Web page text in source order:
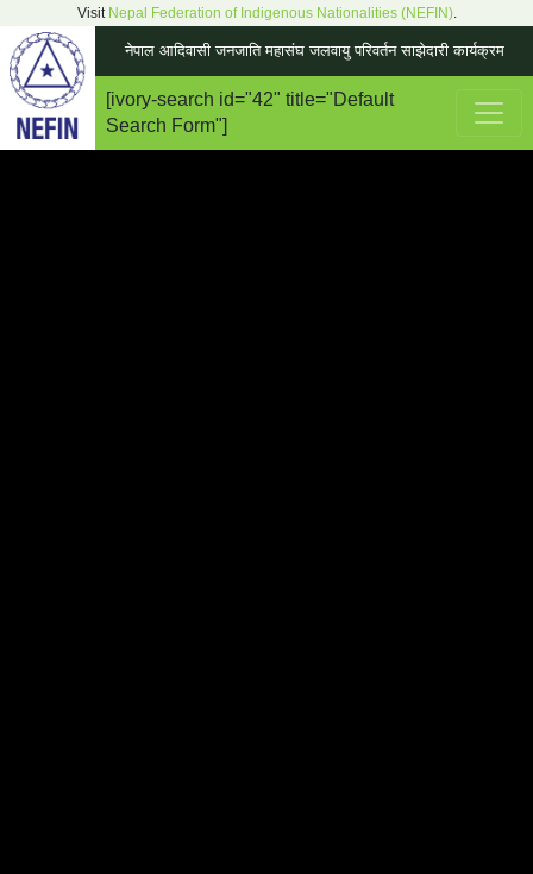
Visit Nepal Federation of Indigenous Nationalities (NEFIN).
नेपाल आदिवासी जनजाति महासंघ जलवायु परिवर्तन साझेदारी कार्यक्रम
Main Navigation
[ivory-search id="42" title="Default
Search Form"]